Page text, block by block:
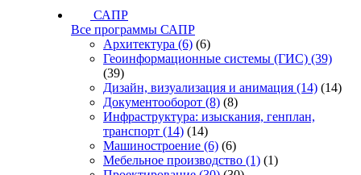
САПР
Все программы САПР
Архитектура (6) (6)
Геоинформационные системы (ГИС) (39)
(39)
Дизайн, визуализация и анимация (14) (14)
Документооборот (8) (8)
Инфраструктура: изыскания, генплан,
транспорт (14) (14)
Машиностроение (6) (6)
Мебельное производство (1) (1)